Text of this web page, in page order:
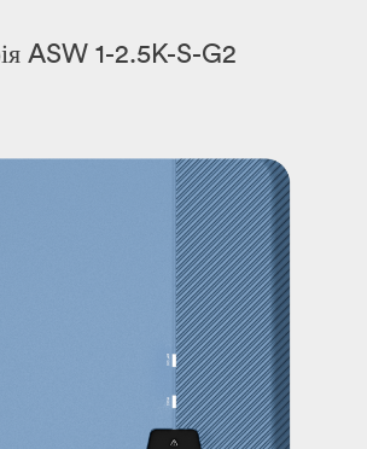
ASW 1-2.5K-S-G2